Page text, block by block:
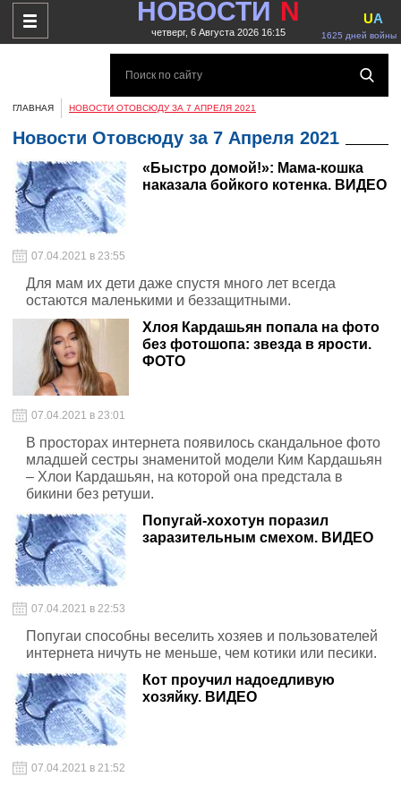
НОВОСТИ N
четверг, 6 Августа 2026 16:15 1625 дней войны
UA
ГЛАВНАЯ НОВОСТИ ОТОВСЮДУ ЗА 7 АПРЕЛЯ 2021
Новости Отовсюду за 7 Апреля 2021
«Быстро домой!»: Мама-кошка
наказала бойкого котенка. ВИДЕО
07.04.2021 в 23:55
Для мам их дети даже спустя много лет всегда
остаются маленькими и беззащитными.
Хлоя Кардашьян попала на фото
без фотошопа: звезда в ярости.
ФОТО
07.04.2021 в 23:01
В просторах интернета появилось скандальное фото
младшей сестры знаменитой модели Ким Кардашьян
– Хлои Кардашьян, на которой она предстала в
бикини без ретуши.
Попугай-хохотун поразил
заразительным смехом. ВИДЕО
07.04.2021 в 22:53
Попугаи способны веселить хозяев и пользователей
интернета ничуть не меньше, чем котики или песики.
Кот проучил надоедливую
хозяйку. ВИДЕО
07.04.2021 в 21:52